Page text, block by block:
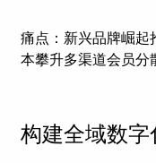
痛点：新兴品牌崛起
本攀升多渠道会
构建全域数